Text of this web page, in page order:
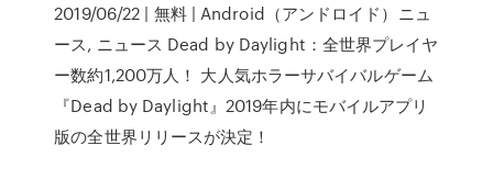
2019/06/22 | 無料 | Android（アンドロイド）ニュ
ース, ニュース Dead by Daylight：全世界プレイヤ
ー数約1,200万人！ 大人気ホラーサバイバルゲーム
『Dead by Daylight』2019年内にモバイルアプリ
版の全世界リリースが決定！